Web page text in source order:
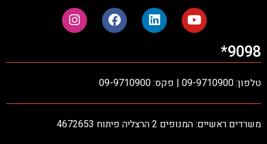
9098*
טלפון: 09-9710900 | פקס: 09-9710900
משרדים ראשיים: המנופים 2 הרצליה פיתוח 4672653